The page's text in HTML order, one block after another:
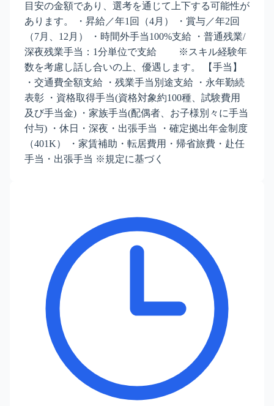
目安の金額であり、選考を通じて上下する可能性が
あります。 ・昇給／年1回（4月） ・賞与／年2回
（7月、12月） ・時間外手当100%支給 ・普通残業/
深夜残業手当：1分単位で支給 ※スキル経験年
数を考慮し話し合いの上、優遇します。 【手当】
・交通費全額支給 ・残業手当別途支給 ・永年勤続
表彰 ・資格取得手当(資格対象約100種、試験費用
及び手当金) ・家族手当(配偶者、お子様別々に手当
付与) ・休日・深夜・出張手当 ・確定拠出年金制度
（401K） ・家賃補助・転居費用・帰省旅費・赴任
手当・出張手当 ※規定に基づく